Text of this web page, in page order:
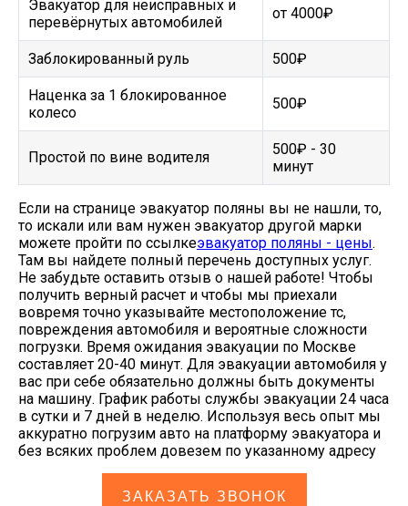
Эвакуатор для неисправных и
перевёрнутых автомобилей
от 4000₽
Заблокированный руль 500₽
Наценка за 1 блокированное
колесо
500₽
Простой по вине водителя
500₽ - 30
минут
Если на странице эвакуатор поляны вы не нашли, то,
то искали или вам нужен эвакуатор другой марки
можете пройти по ссылкеэвакуатор поляны - цены.
Там вы найдете полный перечень доступных услуг.
Не забудьте оставить отзыв о нашей работе! Чтобы
получить верный расчет и чтобы мы приехали
вовремя точно указывайте местоположение тс,
повреждения автомобиля и вероятные сложности
погрузки. Время ожидания эвакуации по Москве
составляет 20-40 минут. Для эвакуации автомобиля у
вас при себе обязательно должны быть документы
на машину. График работы службы эвакуации 24 часа
в сутки и 7 дней в неделю. Используя весь опыт мы
аккуратно погрузим авто на платформу эвакуатора и
без всяких проблем довезем по указанному адресу
ЗАКАЗАТЬ ЗВОНОК